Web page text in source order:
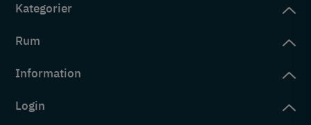
Kategorier
Rum
Information
Login